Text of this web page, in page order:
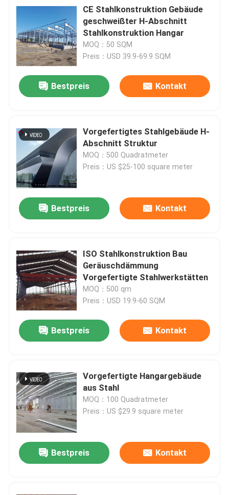
Über uns
Werksbesichtigung
Qualitätskontrolle
Kontakt mit uns
Neuigkeiten
Rechtssachen
Stahlkonstruktionslager
Stahlkonstruktions-Werkstatt
Stahlkonstruktionsbau
Viehzucht-Farmhaus
Bürogebäude mit Stahlrahmen
Strukturhalter aus Stahl
CE Stahlkonstruktion Gebäude
geschweißter H-Abschnitt
Stahlkonstruktion Hangar
MOQ：50 SQM
Preis：USD 39.9-69.9 SQM
Bestpreis Kontakt
Vorgefertigtes Stahlgebäude H-
Abschnitt Struktur
MOQ：500 Quadratmeter
Preis：US $25-100 square meter
Bestpreis Kontakt
ISO Stahlkonstruktion Bau
Geräuschdämmung
Vorgefertigte Stahlwerkstätten
MOQ：500 qm
Preis：USD 19.9-60 SQM
Bestpreis Kontakt
Vorgefertigte Hangargebäude
aus Stahl
MOQ：100 Quadratmeter
Preis：US $29.9 square meter
Bestpreis Kontakt